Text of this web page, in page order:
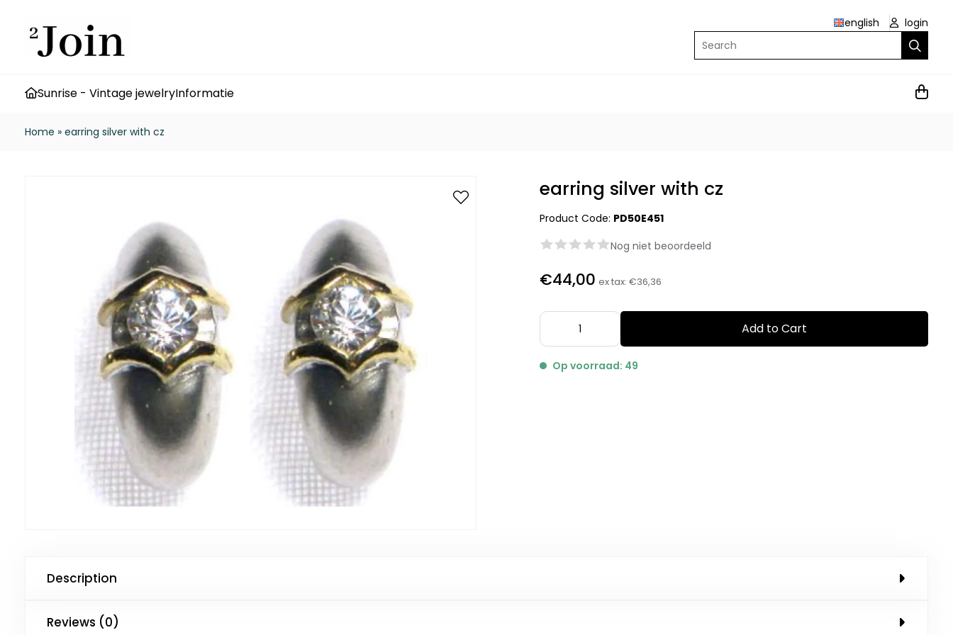
english
login
Search
Sunrise - Vintage jewelryInformatie
Home » earring silver with cz
earring silver with cz
Product Code: PD50E451
Nog niet beoordeeld
€44,00 ex tax:€36,36
Add to Cart
Op voorraad: 49
Description
Reviews (0)